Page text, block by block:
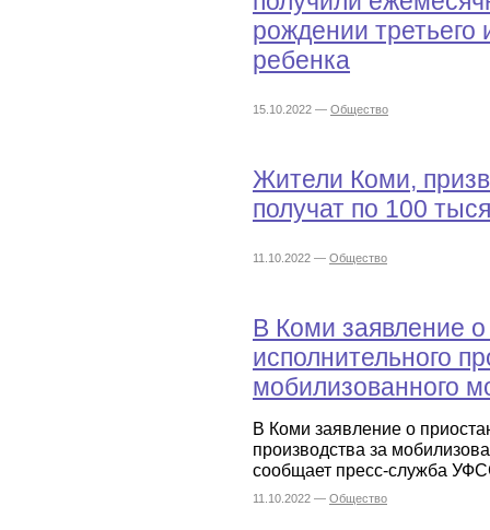
рождении
ребенка
15.10.2022 — Общество
Жители Коми,
получат по 100
11.10.2022 — Общество
В Коми заявление
исполнительного
мобилизованного
В Коми заявление о
производства за
сообщает пресс-служба
11.10.2022 — Общество